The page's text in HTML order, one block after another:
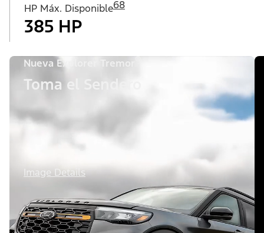
HP Máx. Disponible68
385 HP
Nueva Explorer Tremor ®
Toma el Sendero
Image Details